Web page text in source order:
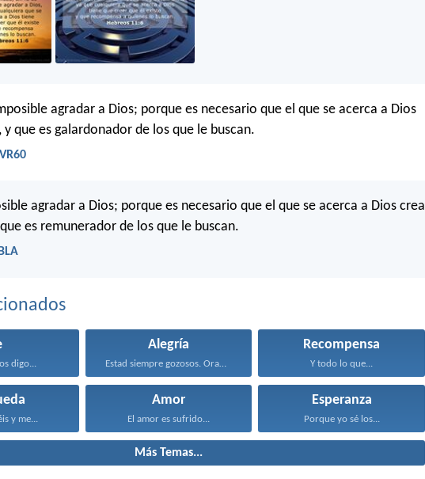
agradar a Dios; porque es necesario que el que se acerca a Dios
y que es galardonador de los que le buscan.
agradar a Dios; porque es necesario que el que se acerca a Dios crea
es remunerador de los que le buscan.
digo...
Alegría
Estad siempre gozosos. Orad...
Recompensa
Y todo lo que...
y me...
Amor
El amor es sufrido...
Esperanza
Porque yo sé los...
Más Temas...